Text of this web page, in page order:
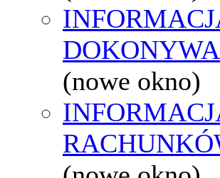
(nowe okno)